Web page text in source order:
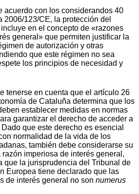
acuerdo con los considerandos 40
2006/123/CE, la protección del
en el concepto de «razones
general» que permiten justificar la
de autorización y otras
que este régimen no sea
los principios de necesidad y
tenerse en cuenta que el artículo 26
de Cataluña determina que los
establecer medidas en normas
garantizar el derecho de acceder a
que este derecho es esencial
normalidad de la vida de los
también debe considerarse su
imperiosa de interés general,
que la jurisprudencia del Tribunal de
Europea tiene declarado que las
de interés general no son numerus